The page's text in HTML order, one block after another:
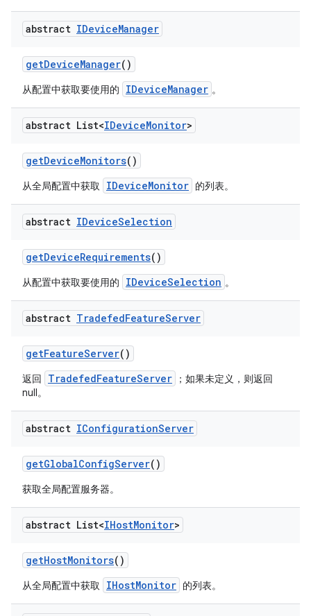
abstract IDeviceManager
getDeviceManager()
从配置中获取要使用的 IDeviceManager 。
abstract List<IDeviceMonitor>
getDeviceMonitors()
从全局配置中获取 IDeviceMonitor 的列表。
abstract IDeviceSelection
getDeviceRequirements()
从配置中获取要使用的 IDeviceSelection 。
abstract TradefedFeatureServer
getFeatureServer()
返回 TradefedFeatureServer
；如果未定义，则返回
null。
abstract IConfigurationServer
getGlobalConfigServer()
获取全局配置服务器。
abstract List<IHostMonitor>
getHostMonitors()
从全局配置中获取 IHostMonitor 的列表。